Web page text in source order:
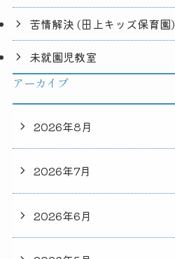
苦情解決 (田上キッズ保育園)
未就園児教室
アーカイブ
2026年8月
2026年7月
2026年6月